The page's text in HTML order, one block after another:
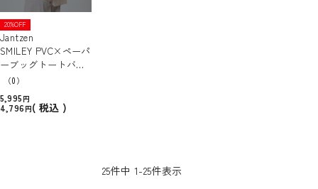
20%OFF
Jantzen
SMILEY PVC×ペーパ
ーブッグトートバッ
グ（0）
5,995
4,796
税込
25件中 1-25件表示